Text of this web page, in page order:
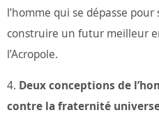
l’homme qui se dépasse
construire un futur meilleur
l’Acropole.
Deux conceptions de
contre la fraternité